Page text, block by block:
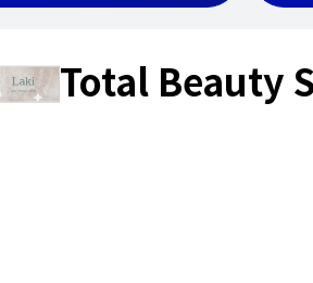
Total Beauty